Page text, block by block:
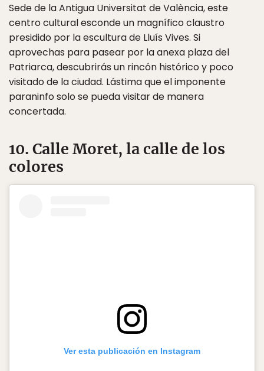
Sede de la Antigua Universitat de València, este
centro cultural esconde un magnífico claustro
presidido por la escultura de Lluís Vives. Si
aprovechas para pasear por la anexa plaza del
Patriarca, descubrirás un rincón histórico y poco
visitado de la ciudad. Lástima que el imponente
paraninfo solo se pueda visitar de manera
concertada.
10. Calle Moret, la calle de los
colores
Ver esta publicación en Instagram